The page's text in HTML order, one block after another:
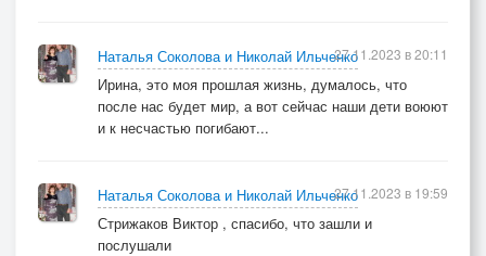
Наталья Соколова и Николай Ильченко
Ирина, это моя прошлая жизнь, думалось, что
после нас будет мир, а вот сейчас наши дети воюют
и к несчастью погибают...
27.11.2023 в 20:11
Наталья Соколова и Николай Ильченко
Стрижаков Виктор , спасибо, что зашли и
послушали
27.11.2023 в 19:59